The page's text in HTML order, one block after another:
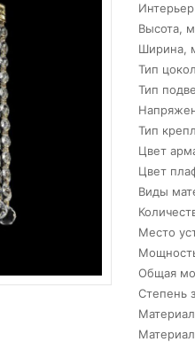
Интерьер
Высота,
Ширина,
Тип
Тип
Тип
Цвет
Цвет
Виды
Место
Общая
Степень